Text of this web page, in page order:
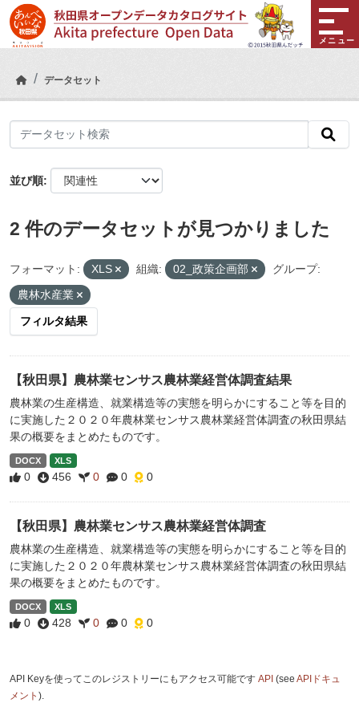
Skip to main content
メニュー
データセット
並び順
2 件のデータセットが見つかりました
フォーマット: XLS 組織: 02_政策企画部
グループ:
農林水産業
フィルタ結果
【秋田県】農林業センサス農林業経営体調査結果
農林業の生産構造、就業構造等の実態を明らかにすること等を目的
に実施した２０２０年農林業センサス農林業経営体調査の秋田県結
果の概要をまとめたものです。
DOCX XLS
0 456 0 0 0
【秋田県】農林業センサス農林業経営体調査
農林業の生産構造、就業構造等の実態を明らかにすること等を目的
に実施した２０２０年農林業センサス農林業経営体調査の秋田県結
果の概要をまとめたものです。
DOCX XLS
0 428 0 0 0
API Keyを使ってこのレジストリーにもアクセス可能です API (see APIドキュ
メント ).